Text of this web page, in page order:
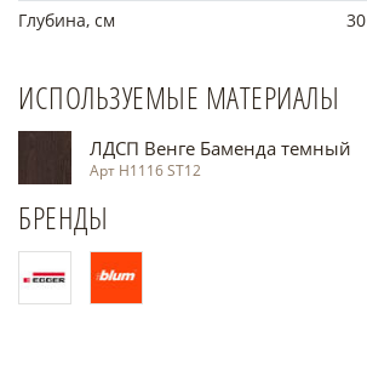
Глубина, см
30
ИСПОЛЬЗУЕМЫЕ МАТЕРИАЛЫ
ЛДСП Венге Баменда темный
Арт Н1116 ST12
БРЕНДЫ